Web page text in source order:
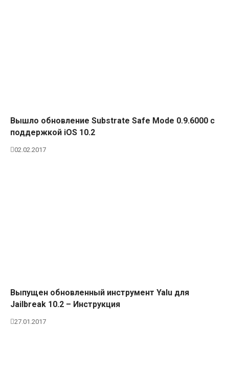
Вышло обновление Substrate Safe Mode 0.9.6000 с
поддержкой iOS 10.2
02.02.2017
Выпущен обновленный инструмент Yalu для
Jailbreak 10.2 – Инструкция
27.01.2017